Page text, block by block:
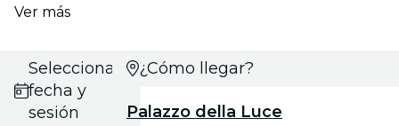
Ver más
Selecciona
fecha y
sesión
¿Cómo llegar?
Palazzo della Luce